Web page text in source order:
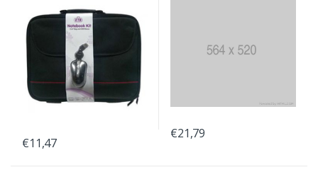
€11,47
€21,79